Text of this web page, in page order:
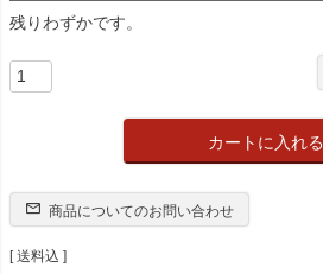
残りわずかです。
カートに入れる
商品についてのお問い合わせ
送料込